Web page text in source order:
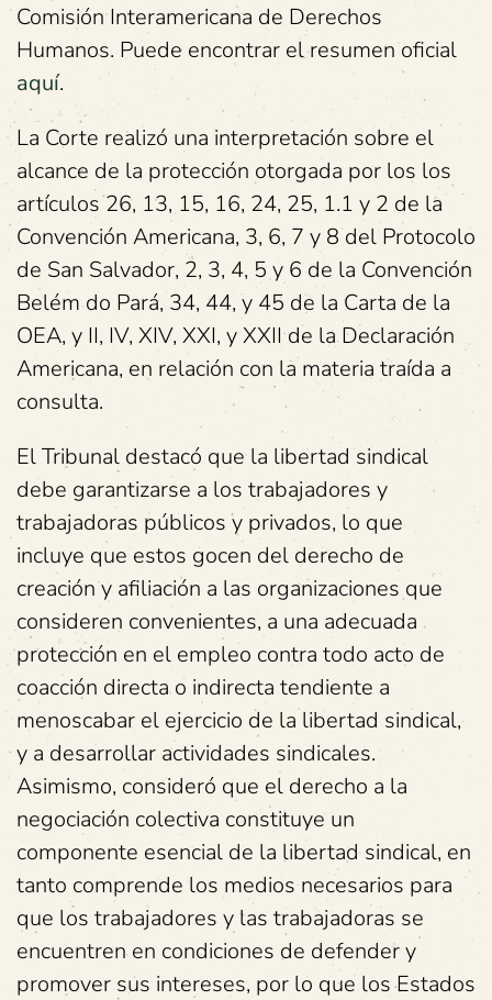
Comisión Interamericana de Derechos
Humanos. Puede encontrar el resumen oficial
aquí.
La Corte realizó una interpretación sobre el
alcance de la protección otorgada por los los
artículos 26, 13, 15, 16, 24, 25, 1.1 y 2 de la
Convención Americana, 3, 6, 7 y 8 del Protocolo
de San Salvador, 2, 3, 4, 5 y 6 de la Convención
Belém do Pará, 34, 44, y 45 de la Carta de la
OEA, y II, IV, XIV, XXI, y XXII de la Declaración
Americana, en relación con la materia traída a
consulta.
El Tribunal destacó que la libertad sindical
debe garantizarse a los trabajadores y
trabajadoras públicos y privados, lo que
incluye que estos gocen del derecho de
creación y afiliación a las organizaciones que
consideren convenientes, a una adecuada
protección en el empleo contra todo acto de
coacción directa o indirecta tendiente a
menoscabar el ejercicio de la libertad sindical,
y a desarrollar actividades sindicales.
Asimismo, consideró que el derecho a la
negociación colectiva constituye un
componente esencial de la libertad sindical, en
tanto comprende los medios necesarios para
que los trabajadores y las trabajadoras se
encuentren en condiciones de defender y
promover sus intereses, por lo que los Estados